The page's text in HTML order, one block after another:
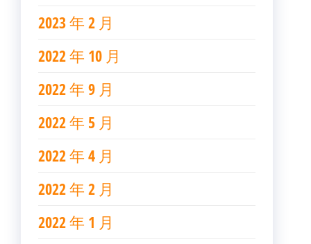
2023 年 2 月
2022 年 10 月
2022 年 9 月
2022 年 5 月
2022 年 4 月
2022 年 2 月
2022 年 1 月